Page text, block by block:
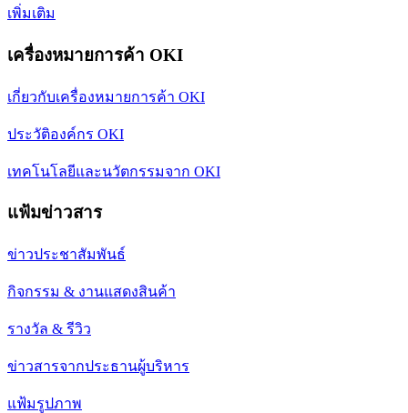
เพิ่มเติม
เครื่องหมายการค้า OKI
เกี่ยวกับเครื่องหมายการค้า OKI
ประวัติองค์กร OKI
เทคโนโลยีและนวัตกรรมจาก OKI
แฟ้มข่าวสาร
ข่าวประชาสัมพันธ์
กิจกรรม & งานแสดงสินค้า
รางวัล & รีวิว
ข่าวสารจากประธานผู้บริหาร
แฟ้มรูปภาพ